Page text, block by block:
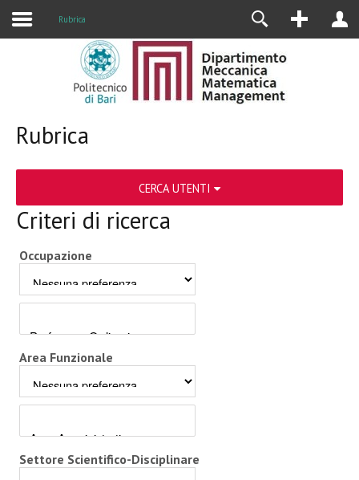
Rubrica
Rubrica
CERCA UTENTI
Criteri di ricerca
Occupazione
Area Funzionale
Settore Scientifico-Disciplinare